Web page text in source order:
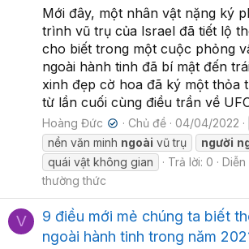
Mới đây, một nhân vật nặng ký
trình vũ trụ của Israel đã tiết lộ
cho biết trong một cuộc phỏng
ngoài hành tinh đã bí mật đến
xinh đẹp cờ hoa đã ký một thỏa
từ lần cuối cùng điều trần về
Hoàng Đức ✔ Chủ đề 04/04/2022
nền văn minh ngoài vũ trụ người
quái vật không gian
Trả lời: 0 Diễn
thường thức
V
9 điều mới mẻ chúng ta biết
ngoài hành tinh trong năm